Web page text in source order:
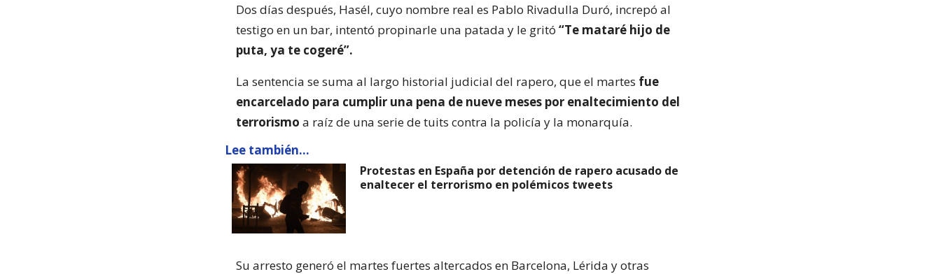
Dos días después, Hasél, cuyo nombre real es Pablo Rivadulla Duró, increpó al
testigo en un bar, intentó propinarle una patada y le gritó “Te mataré hijo de
puta, ya te cogeré”.
La sentencia se suma al largo historial judicial del rapero, que el martes fue
encarcelado para cumplir una pena de nueve meses por enaltecimiento del
terrorismo a raíz de una serie de tuits contra la policía y la monarquía.
Lee también...
Protestas en España por detención de rapero acusado de
enaltecer el terrorismo en polémicos tweets
Su arresto generó el martes fuertes altercados en Barcelona, Lérida y otras